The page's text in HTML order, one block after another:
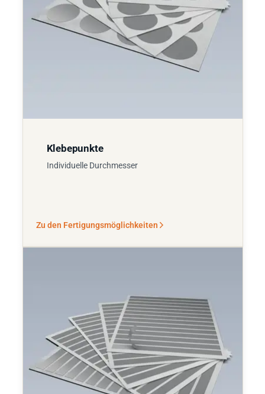
Klebepunkte
Individuelle Durchmesser
Zu den Fertigungsmöglichkeiten